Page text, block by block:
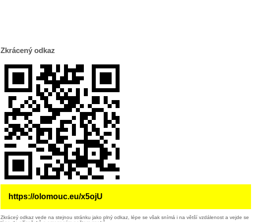
Zkrácený odkaz
https://olomouc.eu/x5ojU
Zkráceý odkaz vede na stejnou stránku jako plný odkaz, lépe se však snímá i na větší vzdálenost a vejde se